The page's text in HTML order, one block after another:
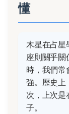
懂
木星在占星
座則關乎
時，我們常
強。歷史上
次，上次
子。